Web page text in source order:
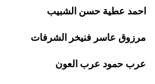
احمد عطية حسن الشبيب
مرزوق عاسر فنيخر الشرفات
عرب حمود عرب العون